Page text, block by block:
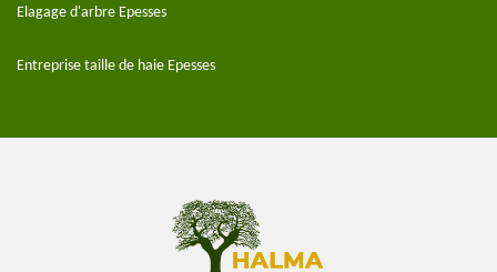
Elagage d'arbre Epesses
Entreprise taille de haie Epesses